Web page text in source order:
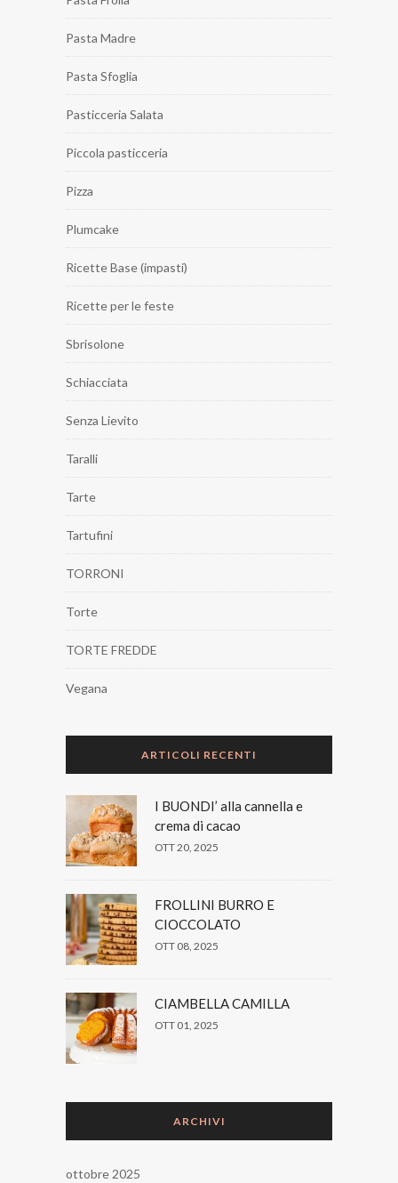
Pasta Madre
Pasta Sfoglia
Pasticceria Salata
Piccola pasticceria
Pizza
Plumcake
Ricette Base (impasti)
Ricette per le feste
Sbrisolone
Schiacciata
Senza Lievito
Taralli
Tarte
Tartufini
TORRONI
Torte
TORTE FREDDE
Vegana
ARTICOLI RECENTI
I BUONDI’ alla cannella e
crema di cacao
OTT 20, 2025
FROLLINI BURRO E
CIOCCOLATO
OTT 08, 2025
CIAMBELLA CAMILLA
OTT 01, 2025
ARCHIVI
ottobre 2025